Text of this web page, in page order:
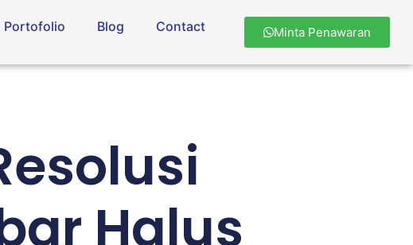
Portofolio Blog Contact Minta Penawaran
Halus